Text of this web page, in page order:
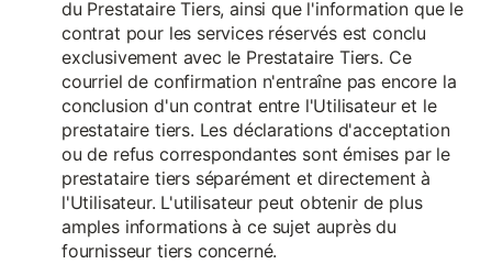
du Prestataire Tiers, ainsi que l'information que le
contrat pour les services réservés est conclu
exclusivement avec le Prestataire Tiers. Ce
courriel de confirmation n'entraîne pas encore la
conclusion d'un contrat entre l'Utilisateur et le
prestataire tiers. Les déclarations d'acceptation
ou de refus correspondantes sont émises par le
prestataire tiers séparément et directement à
l'Utilisateur. L'utilisateur peut obtenir de plus
amples informations à ce sujet auprès du
fournisseur tiers concerné.